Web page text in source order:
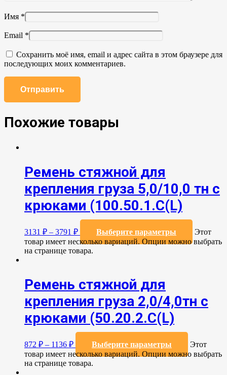
Имя *
Email *
Сохранить моё имя, email и адрес сайта в этом браузере для
последующих моих комментариев.
Похожие товары
Ремень стяжной для
крепления груза 5,0/10,0 тн с
крюками (100.50.1.С(L)
3131 ₽ – 3791 ₽ Выберите параметры
Этот
товар имеет несколько вариаций. Опции можно выбрать
на странице товара.
Ремень стяжной для
крепления груза 2,0/4,0тн с
крюками (50.20.2.C(L)
872 ₽ – 1136 ₽ Выберите параметры
Этот
товар имеет несколько вариаций. Опции можно выбрать
на странице товара.